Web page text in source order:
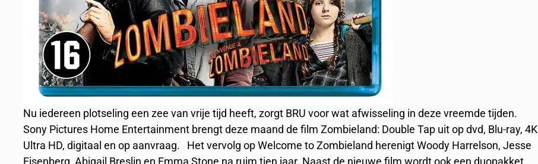
Nu iedereen plotseling een zee van vrije tijd heeft, zorgt BRU voor wat afwisseling in deze vreemde tijden.
Sony Pictures Home Entertainment brengt deze maand de film Zombieland: Double Tap uit op dvd, Blu-ray, 4K
Ultra HD, digitaal en op aanvraag. Het vervolg op Welcome to Zombieland herenigt Woody Harrelson, Jesse
Eisenberg, Abigail Breslin en Emma Stone na ruim tien jaar. Naast de nieuwe film wordt ook een duopakket